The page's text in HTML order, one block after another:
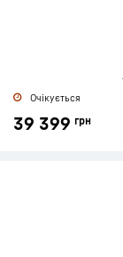
Очікується
39 399 грн